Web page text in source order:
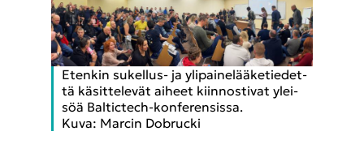
Eten­kin sukellus-​ ja yli­pai­ne­lää­ke­tie­det­
tä kä­sit­te­le­vät ai­heet kiin­nos­ti­vat ylei­
söä Baltictech-​konferensissa.
Kuva: Marcin Do­bruc­ki